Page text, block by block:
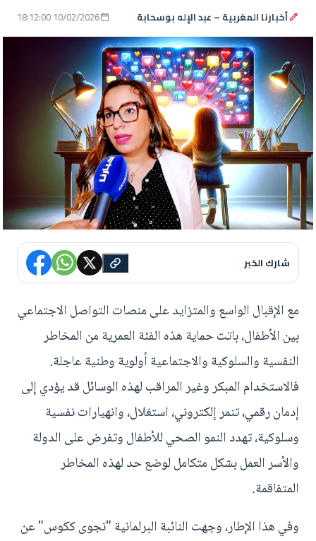
أخبارنا المغربية – عبد الإله بوسحابة 10/02/2026 18:12:00
شارك الخبر
مع الإقبال الواسع والمتزايد على منصات التواصل الاجتماعي
بين الأطفال، باتت حماية هذه الفئة العمرية من المخاطر
النفسية والسلوكية والاجتماعية أولوية وطنية عاجلة.
فالاستخدام المبكر وغير المراقب لهذه الوسائل قد يؤدي إلى
إدمان رقمي، تنمر إلكتروني، استغلال، وانهيارات نفسية
وسلوكية، تهدد النمو الصحي للأطفال وتفرض على الدولة
والأسر العمل بشكل متكامل لوضع حد لهذه المخاطر
المتفاقمة.
وفي هذا الإطار، وجهت النائبة البرلمانية "نجوى ككوس" عن